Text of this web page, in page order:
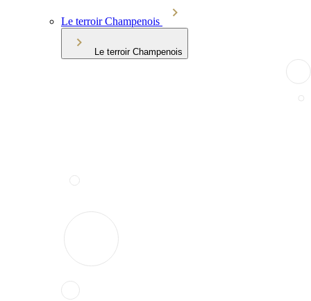
Le terroir Champenois
Le terroir Champenois